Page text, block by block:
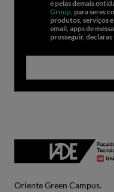
e pelas demais
Group, para seres
produtos, serviços
email, apps de
prosseguir,
Oriente Green Campus.